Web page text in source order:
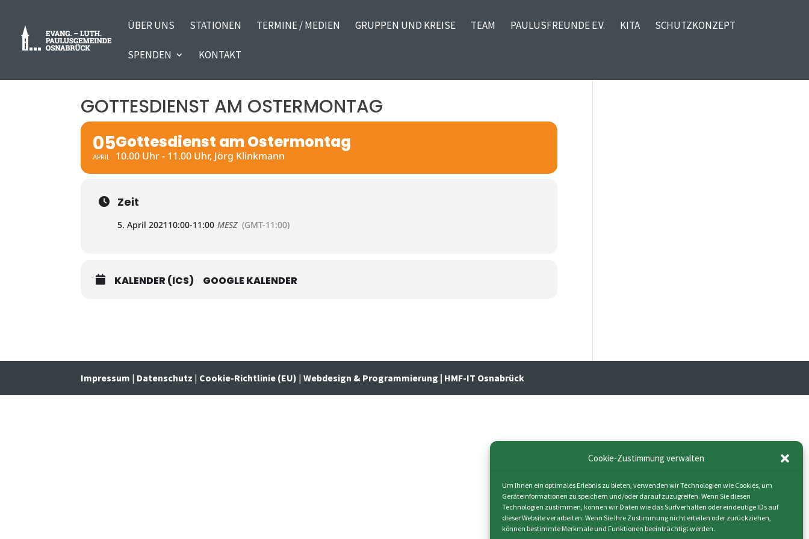
Cookie-Zustimmung verwalten
Um Ihnen ein optimales Erlebnis zu bieten, verwenden wir Technologien wie Cookies, um
Geräteinformationen zu speichern und/oder darauf zuzugreifen. Wenn Sie diesen
Technologien zustimmen, können wir Daten wie das Surfverhalten oder eindeutige IDs auf
dieser Website verarbeiten. Wenn Sie Ihre Zustimmung nicht erteilen oder zurückziehen,
können bestimmte Merkmale und Funktionen beeinträchtigt werden.
ÜBER UNS STATIONEN TERMINE / MEDIEN GRUPPEN UND KREISE TEAM PAULUSFREUNDE E.V. KITA SCHUTZKONZEPT
SPENDEN KONTAKT
GOTTESDIENST AM OSTERMONTAG
05
APRIL
Gottesdienst am Ostermontag
10.00 Uhr - 11.00 Uhr, Jörg Klinkmann
Zeit
5. April 202110:00-11:00 MESZ (GMT-11:00)
KALENDER (ICS) GOOGLE KALENDER
Impressum | Datenschutz | Cookie-Richtlinie (EU) |Webdesign & Programmierung | HMF-IT Osnabrück